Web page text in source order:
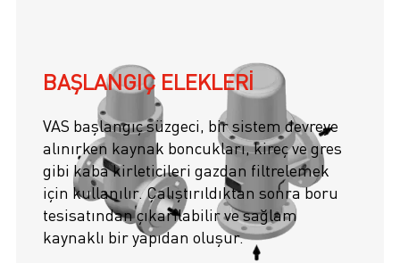
BAŞLANGIÇ ELEKLERI
VAS başlangıç süzgeci, bir sistem devreye
alınırken kaynak boncukları, kireç ve gres
gibi kaba kirleticileri gazdan filtrelemek
için kullanılır. Çalıştırıldıktan sonra boru
tesisatından çıkarılabilir ve sağlam
kaynaklı bir yapıdan oluşur.